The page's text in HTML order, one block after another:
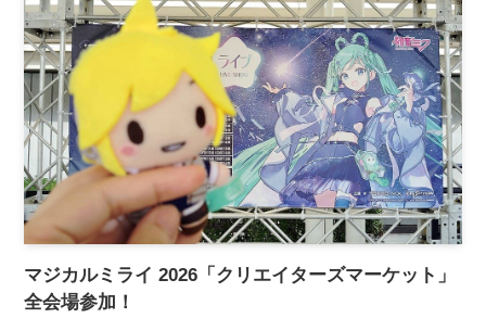
マジカルミライ 2026「クリエイターズマーケット」
全会場参加！